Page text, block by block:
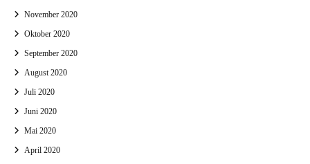
November 2020
Oktober 2020
September 2020
August 2020
Juli 2020
Juni 2020
Mai 2020
April 2020